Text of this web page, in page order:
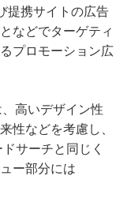
提携サイトの広告
などでターゲティ
プロモーション広
高いデザイン性
性などを考慮し、
サーチと同じく
ー部分には